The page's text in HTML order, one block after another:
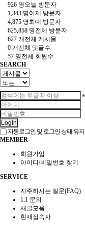
926 명 오늘 방문자
1,343 명어제 방문자
4,875 명최대 방문자
625,858 명전체 방문자
627 개전체 게시물
0 개전체 댓글수
57 명전체 회원수
SEARCH
Login
자동로그인 및 로그인 상태 유지
MEMBER
회원가입
아이디/비밀번호 찾기
SERVICE
자주하시는 질문(FAQ)
1:1 문의
새글모음
현재접속자